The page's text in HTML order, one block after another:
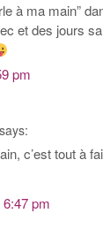
à ma main”
et des jours
pm
says:
c’est tout à
pm